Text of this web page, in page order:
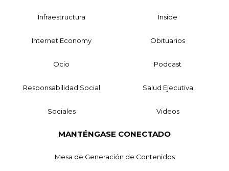
Infraestructura Inside
Internet Economy Obituarios
Ocio Podcast
Responsabilidad Social Salud Ejecutiva
Sociales Videos
MANTÉNGASE CONECTADO
Mesa de Generación de Contenidos